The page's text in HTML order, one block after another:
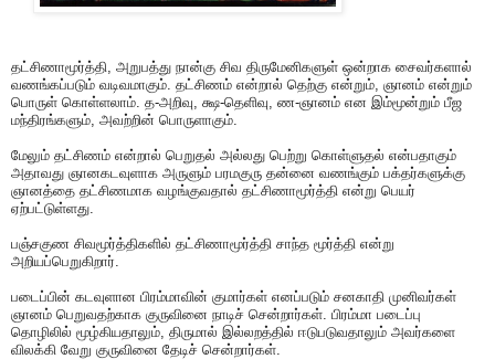
தட்சிணாமூர்த்தி, அறுபத்து நான்கு சிவ திருமேனிகளுள் ஒன்றாக சைவர்களால்
வணங்கப்படும் வடிவமாகும். தட்சிணம் என்றால் தெற்கு என்றும், ஞானம் என்றும்
பொருள் கொள்ளலாம். த-அறிவு, க்ஷ-தெளிவு, ண-ஞானம் என இம்மூன்றும் பீஜ
மந்திரங்களும், அவற்றின் பொருளாகும்.
மேலும் தட்சிணம் என்றால் பெறுதல் அல்லது பெற்று கொள்ளுதல் என்பதாகும்
அதாவது ஞானகடவுளாக அருளும் பரமகுரு தன்னை வணங்கும் பக்தர்களுக்கு
ஞானத்தை தட்சிணமாக வழங்குவதால் தட்சிணாமூர்த்தி என்று பெயர்
ஏற்பட்டுள்ளது.
பஞ்சகுண சிவமூர்த்திகளில் தட்சிணாமூர்த்தி சாந்த மூர்த்தி என்று
அறியப்பெறுகிறார்.
படைப்பின் கடவுளான பிரம்மாவின் குமார்கள் எனப்படும் சனகாதி முனிவர்கள்
ஞானம் பெறுவதற்காக குருவினை நாடிச் சென்றார்கள். பிரம்மா படைப்பு
தொழிலில் மூழ்கியதாலும், திருமால் இல்லறத்தில் ஈடுபடுவதாலும் அவர்களை
விலக்கி வேறு குருவினை தேடிச் சென்றார்கள்.